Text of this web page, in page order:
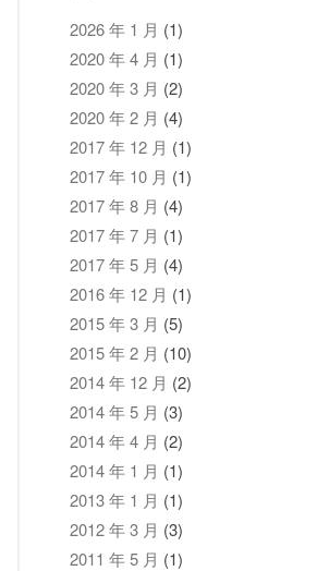
2026 年 1 月 (1)
2020 年 4 月 (1)
2020 年 3 月 (2)
2020 年 2 月 (4)
2017 年 12 月 (1)
2017 年 10 月 (1)
2017 年 8 月 (4)
2017 年 7 月 (1)
2017 年 5 月 (4)
2016 年 12 月 (1)
2015 年 3 月 (5)
2015 年 2 月 (10)
2014 年 12 月 (2)
2014 年 5 月 (3)
2014 年 4 月 (2)
2014 年 1 月 (1)
2013 年 1 月 (1)
2012 年 3 月 (3)
2011 年 5 月 (1)